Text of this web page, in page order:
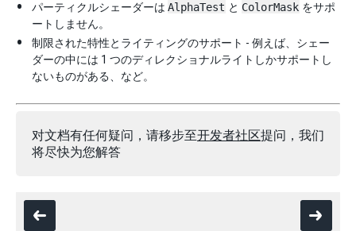
パーティクルシェーダーは AlphaTest と ColorMask をサポ
ートしません。
制限された特性とライティングのサポート - 例えば、シェー
ダーの中には 1 つのディレクショナルライトしかサポートし
ないものがある、など。
对文档有任何疑问，请移步至开发者社区提问，我们
将尽快为您解答